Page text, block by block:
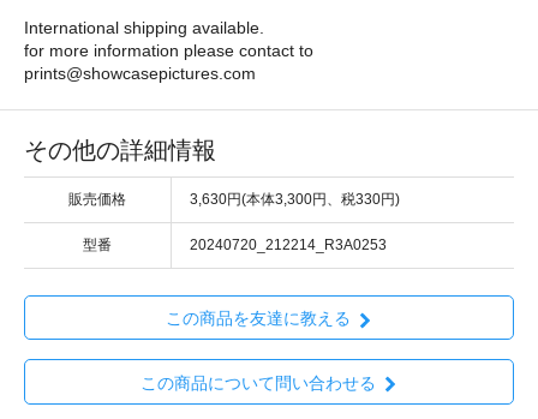
International shipping available.
for more information please contact to
prints@showcasepictures.com
その他の詳細情報
販売価格 3,630円(本体3,300円、税330円)
型番 20240720_212214_R3A0253
この商品を友達に教える
この商品について問い合わせる